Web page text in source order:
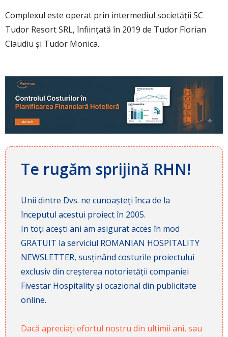
Complexul este operat prin intermediul societății SC
Tudor Resort SRL, înființată în 2019 de Tudor Florian
Claudiu și Tudor Monica.
Te rugăm sprijină RHN!
Unii dintre Dvs. ne cunoașteți înca de la
începutul acestui proiect în 2005.
In toți acești ani am asigurat acces în mod
GRATUIT la serviciul ROMANIAN HOSPITALITY
NEWSLETTER, susținând costurile proiectului
exclusiv din creșterea notorietății companiei
Fivestar Hospitality și ocazional din publicitate
online.
Dacă apreciați efortul nostru din ultimii ani, sau